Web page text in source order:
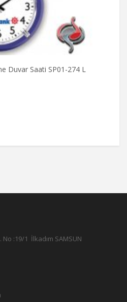
Duvar Saati SP01-274 L
:19/1 İlkadım SAMSUN